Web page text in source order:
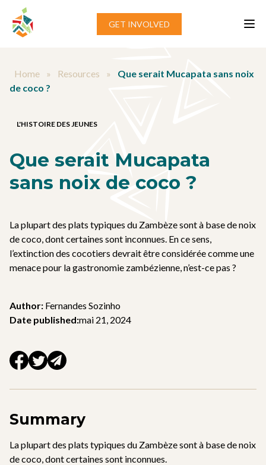
Aller au contenu
GET INVOLVED
Home » Resources »
Que serait Mucapata sans noix
de coco ?
L'HISTOIRE DES JEUNES
Que serait Mucapata
sans noix de coco ?
La plupart des plats typiques du Zambèze sont à base de noix
de coco, dont certaines sont inconnues. En ce sens,
l’extinction des cocotiers devrait être considérée comme une
menace pour la gastronomie zambézienne, n’est-ce pas ?
Author: Fernandes Sozinho
Date published:mai 21, 2024
Summary
La plupart des plats typiques du Zambèze sont à base de noix
de coco, dont certaines sont inconnues.